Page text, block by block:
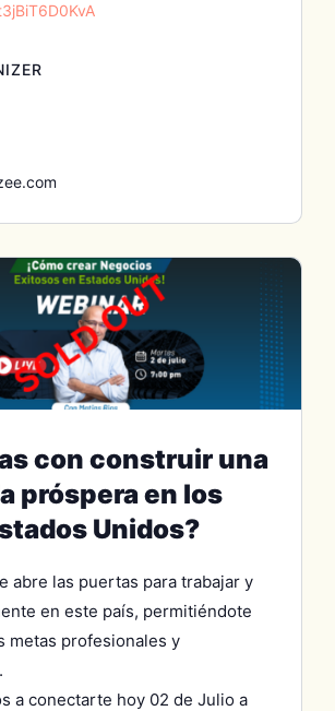
con construir una
próspera en los
Unidos?
abre las puertas para trabajar y
en este país, permitiéndote
metas profesionales y
a conectarte hoy 02 de Julio a